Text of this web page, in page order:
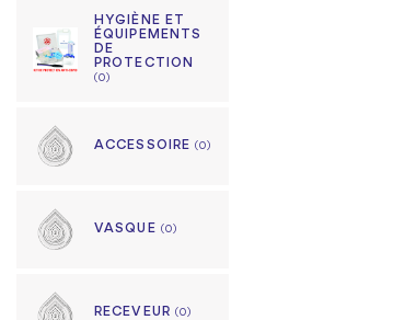
HYGIÈNE ET
ÉQUIPEMENTS
DE
PROTECTION
(0)
ACCESSOIRE(0)
VASQUE (0)
RECEVEUR (0)